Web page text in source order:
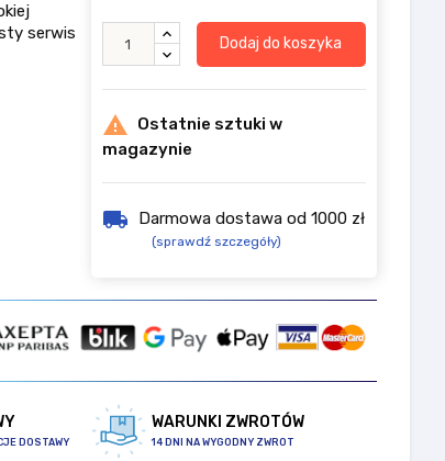
serwis
Dodaj do koszyka

Ostatnie sztuki w
magazynie
local_shipping Darmowa dostawa od 1000 zł
(sprawdź szczegóły)
DOSTAWY
WARUNKI ZWROTÓW
14 DNI NA WYGODNY ZWROT